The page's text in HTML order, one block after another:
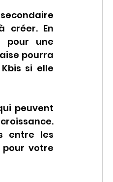
créer. En
pour une
pourra
si elle
peuvent
entre les
votre